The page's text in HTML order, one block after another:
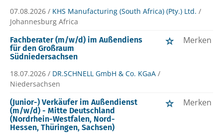
07.08.2026 / KHS Manufacturing (South Africa) (Pty.) Ltd. /
Johannesburg Africa
Fachberater (m/w/d) im Außendiens
für den Großraum
Südniedersachsen
Merken
18.07.2026 / DR.SCHNELL GmbH & Co. KGaA /
Niedersachsen
(Junior-) Verkäufer im Außendienst
(m/w/d) - Mitte Deutschland
(Nordrhein-Westfalen, Nord-
Hessen, Thüringen, Sachsen)
Merken